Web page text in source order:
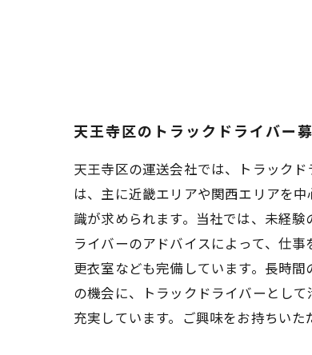
天王寺区のトラックドライバー募
天王寺区の運送会社では、トラック
は、主に近畿エリアや関西エリアを
識が求められます。当社では、未経
ライバーのアドバイスによって、仕
更衣室なども完備しています。長時
の機会に、トラックドライバーとし
充実しています。ご興味をお持ちいた